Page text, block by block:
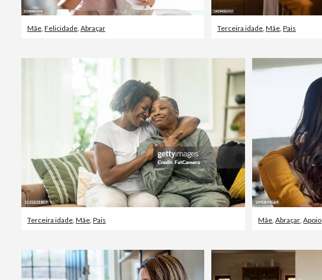
Mãe, Felicidade, Abraçar Terceira idade, Mãe, Pais
Terceira idade, Mãe, Pais Mãe,Abraçar,Apoio